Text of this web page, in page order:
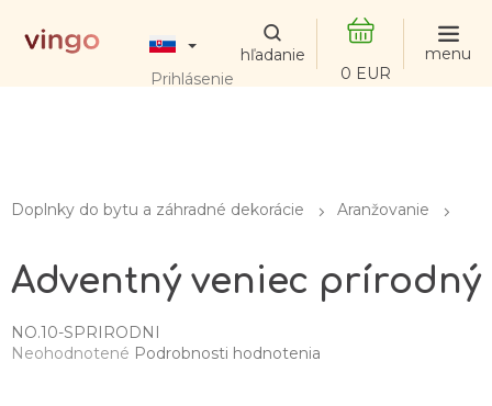
obsah
Prihlásenie
NÁKUPNÝ
KOŠÍK
Doplnky do bytu a záhradné dekorácie Aranžovanie
Adventný veniec prírodný
NO.10-SPRIRODNI
Priemerné
Neohodnotené Podrobnosti hodnotenia